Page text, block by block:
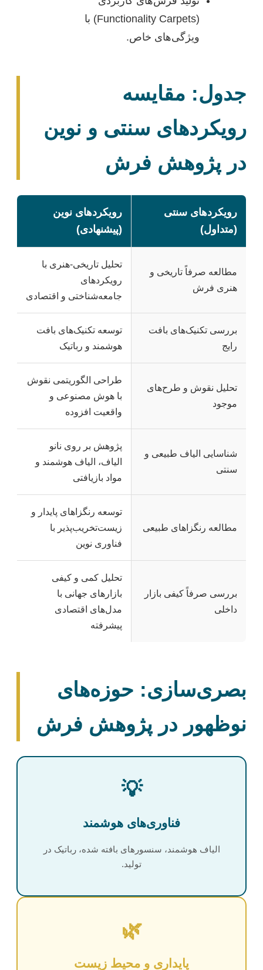
(Functionality Carpets) با
ویژگی‌های خاص.
جدول: مقایسه
رویکردهای سنتی و نوین
در پژوهش فرش
رویکردهای سنتی
(متداول)
رویکردهای نوین
(پیشنهادی)
مطالعه صرفاً تاریخی و
هنری فرش
تحلیل تاریخی-هنری با
رویکردهای
جامعه‌شناختی و اقتصادی
بررسی تکنیک‌های بافت
رایج
توسعه تکنیک‌های بافت
هوشمند و رباتیک
تحلیل نقوش و طرح‌های
موجود
طراحی الگوریتمی نقوش
با هوش مصنوعی و
واقعیت افزوده
شناسایی الیاف طبیعی و
سنتی
پژوهش بر روی نانو
الیاف، الیاف هوشمند و
مواد بازیافتی
مطالعه رنگزاهای طبیعی
توسعه رنگزاهای پایدار و
زیست‌تخریب‌پذیر با
فناوری نوین
بررسی صرفاً کیفی بازار
داخلی
تحلیل کمی و کیفی
بازارهای جهانی با
مدل‌های اقتصادی
پیشرفته
بصری‌سازی: حوزه‌های
نوظهور در پژوهش فرش
💡
فناوری‌های هوشمند
الیاف هوشمند، سنسورهای بافته شده، رباتیک در
تولید.
🌿
پایداری و محیط زیست